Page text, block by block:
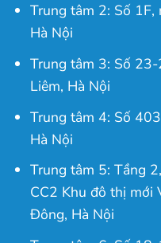
Trung tâm 2: Số 1F,
Hà Nội
Trung tâm 3: Số
Liêm, Hà Nội
Trung tâm 4: Số
Hà Nội
Trung tâm 5: Tầng
CC2 Khu đô thị mới
Đông, Hà Nội